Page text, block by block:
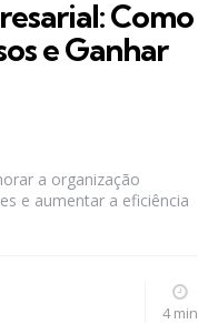
Como
e Ganhar
a organização
e aumentar a eficiência
4 min